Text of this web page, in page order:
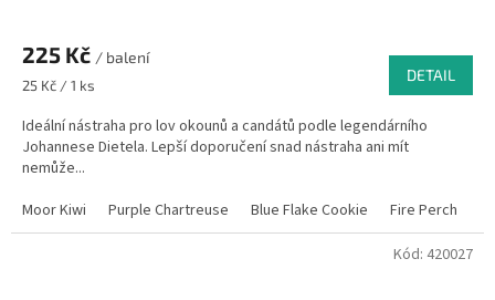
225 Kč / balení
Měrná
25 Kč / 1 ks
DETAIL
Ideální nástraha pro lov okounů a candátů podle legendárního
Johannese Dietela. Lepší doporučení snad nástraha ani mít
nemůže...
Moor Kiwi
Purple Chartreuse Blue Flake Cookie Fire Perch
Kód: 420027